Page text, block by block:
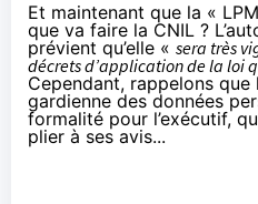
Et maintenant que la «
que va faire la CNIL ?
prévient qu’elle « sera très
décrets d’application de la loi
Cependant, rappelons
gardienne des données
formalité pour l’exécutif,
plier à ses avis...